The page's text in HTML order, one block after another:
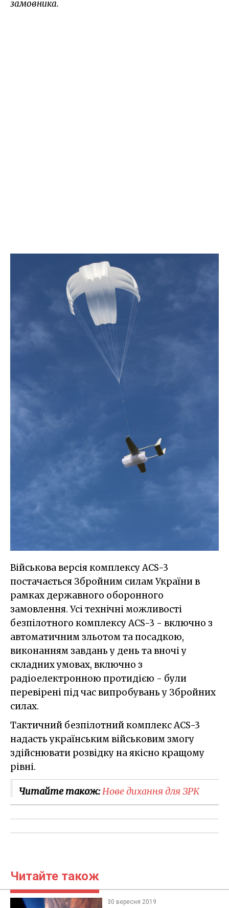
замовника.
Військова версія комплексу АCS-3
постачається Збройним силам України в
рамках державного оборонного
замовлення. Усі технічні можливості
безпілотного комплексу АCS-3 - включно з
автоматичним зльотом та посадкою,
виконанням завдань у день та вночі у
складних умовах, включно з
радіоелектронною протидією - були
перевірені під час випробувань у Збройних
силах.
Тактичний безпілотний комплекс АCS-3
надасть українським військовим змогу
здійснювати розвідку на якісно кращому
рівні.
Читайте також:Нове дихання для ЗРК
Читайте також
30 вересня 2019